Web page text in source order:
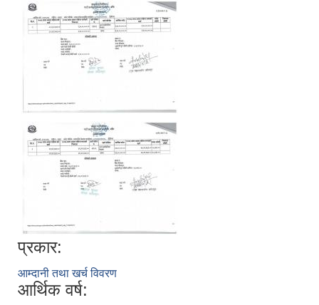
प्रकार:
आम्दानी तथा खर्च विवरण
आर्थिक वर्ष: